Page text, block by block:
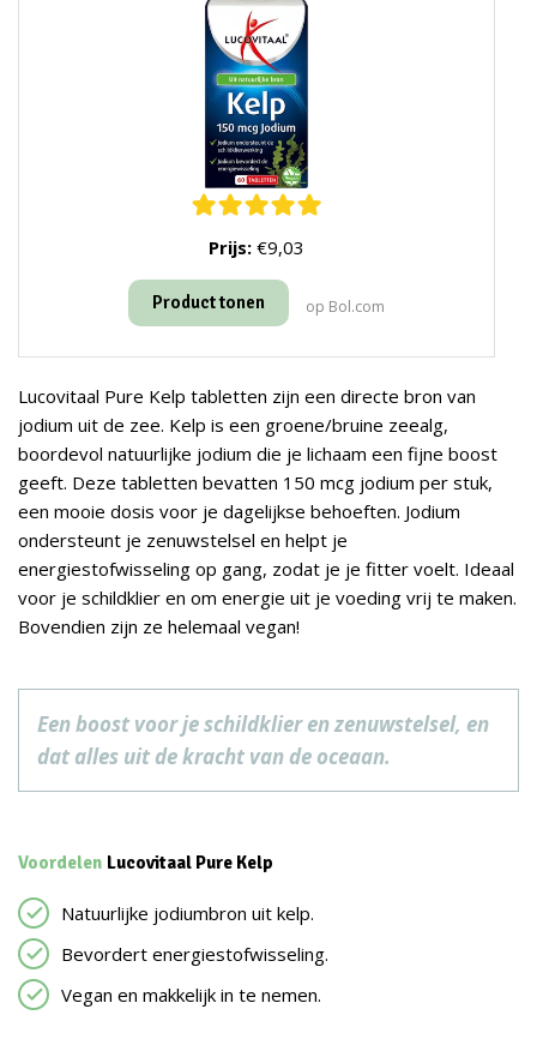
Prijs: €9,03
Product tonen op Bol.com
Lucovitaal Pure Kelp tabletten zijn een directe bron van
jodium uit de zee. Kelp is een groene/bruine zeealg,
boordevol natuurlijke jodium die je lichaam een fijne boost
geeft. Deze tabletten bevatten 150 mcg jodium per stuk,
een mooie dosis voor je dagelijkse behoeften. Jodium
ondersteunt je zenuwstelsel en helpt je
energiestofwisseling op gang, zodat je je fitter voelt. Ideaal
voor je schildklier en om energie uit je voeding vrij te maken.
Bovendien zijn ze helemaal vegan!
Een boost voor je schildklier en zenuwstelsel, en
dat alles uit de kracht van de oceaan.
Voordelen Lucovitaal Pure Kelp
Natuurlijke jodiumbron uit kelp.
Bevordert energiestofwisseling.
Vegan en makkelijk in te nemen.